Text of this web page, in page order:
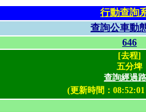
行動查詢
查詢公車動
646
[去程]
五分埤
查詢經過
(更新時間： 08:52:01